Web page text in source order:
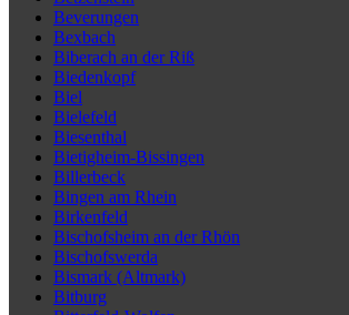
Beverungen
Bexbach
Biberach an der Riß
Biedenkopf
Biel
Bielefeld
Biesenthal
Bietigheim-Bissingen
Billerbeck
Bingen am Rhein
Birkenfeld
Bischofsheim an der Rhön
Bischofswerda
Bismark (Altmark)
Bitburg